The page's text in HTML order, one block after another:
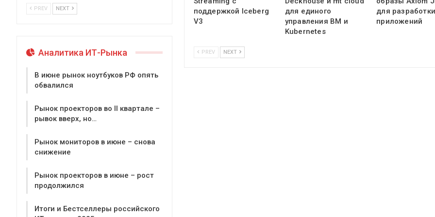
поддержкой Iceberg
V3
для единого
управления ВМ и
Kubernetes
для разработки
приложений
PREV NEXT
PREV NEXT
Аналитика ИТ-Рынка
В июне рынок ноутбуков РФ опять
обвалился
Рынок проекторов во II квартале –
рывок вверх, но…
Рынок мониторов в июне – снова
снижение
Рынок проекторов в июне – рост
продолжился
Итоги и Бестселлеры российского